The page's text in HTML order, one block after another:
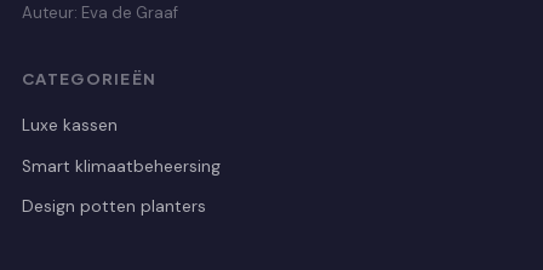
Auteur: Eva de Graaf
CATEGORIEËN
Luxe kassen
Smart klimaatbeheersing
Design potten planters